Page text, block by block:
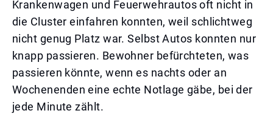
Krankenwagen und Feuerwehrautos oft nicht in
die Cluster einfahren konnten, weil schlichtweg
nicht genug Platz war. Selbst Autos konnten nur
knapp passieren. Bewohner befürchteten, was
passieren könnte, wenn es nachts oder an
Wochenenden eine echte Notlage gäbe, bei der
jede Minute zählt.